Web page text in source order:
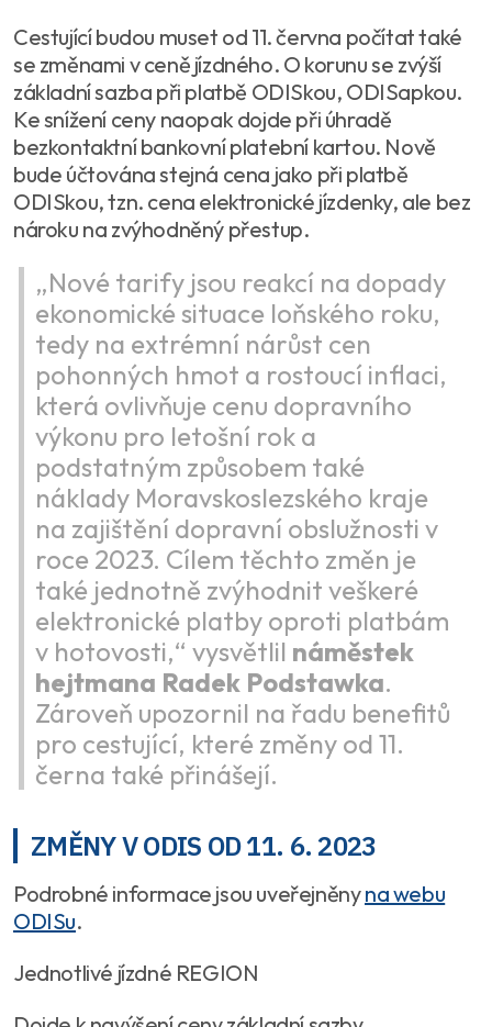
Cestující budou muset od 11. června počítat také
se změnami v ceně jízdného. O korunu se zvýší
základní sazba při platbě ODISkou, ODISapkou.
Ke snížení ceny naopak dojde při úhradě
bezkontaktní bankovní platební kartou. Nově
bude účtována stejná cena jako při platbě
ODISkou, tzn. cena elektronické jízdenky, ale bez
nároku na zvýhodněný přestup.
„Nové tarify jsou reakcí na dopady
ekonomické situace loňského roku,
tedy na extrémní nárůst cen
pohonných hmot a rostoucí inflaci,
která ovlivňuje cenu dopravního
výkonu pro letošní rok a
podstatným způsobem také
náklady Moravskoslezského kraje
na zajištění dopravní obslužnosti v
roce 2023. Cílem těchto změn je
také jednotně zvýhodnit veškeré
elektronické platby oproti platbám
v hotovosti,“ vysvětlil náměstek
hejtmana Radek Podstawka.
Zároveň upozornil na řadu benefitů
pro cestující, které změny od 11.
černa také přinášejí.
ZMĚNY V ODIS OD 11. 6. 2023
Podrobné informace jsou uveřejněnyna webu
ODISu.
Jednotlivé jízdné REGION